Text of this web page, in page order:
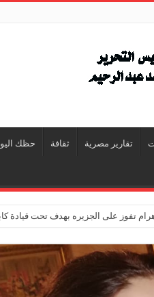
تقارير مصرية ثقافة حظك
تفوز على الجزيره بهدف تحت قيادة